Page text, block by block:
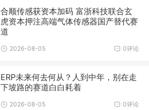
合顺传感获资本加码 富浙科技联合玄
虎资本押注高端气体传感器国产替代赛
道
0评论
2026-08-05
ERP未来何去何从？人到中年，别在走
下坡路的赛道白白耗着
0评论
2026-08-05